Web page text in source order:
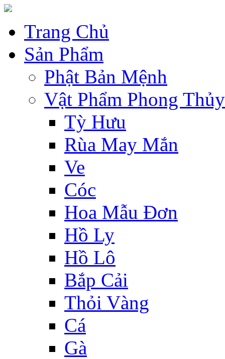
Trang Chủ
Sản Phẩm
Phật Bản Mệnh
Vật Phẩm Phong Thủy
Tỳ Hưu
Rùa May Mắn
Ve
Cóc
Hoa Mẫu Đơn
Hồ Ly
Hồ Lô
Bắp Cải
Thỏi Vàng
Cá
Gà